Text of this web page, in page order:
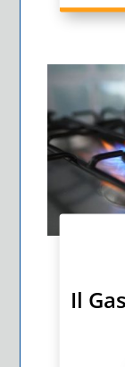
Il